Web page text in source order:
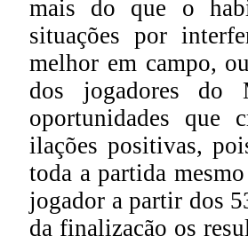
mais do que o
situações por
melhor em campo,
dos jogadores do
oportunidades que
ilações positivas,
toda a partida
jogador a partir dos
da finalização os